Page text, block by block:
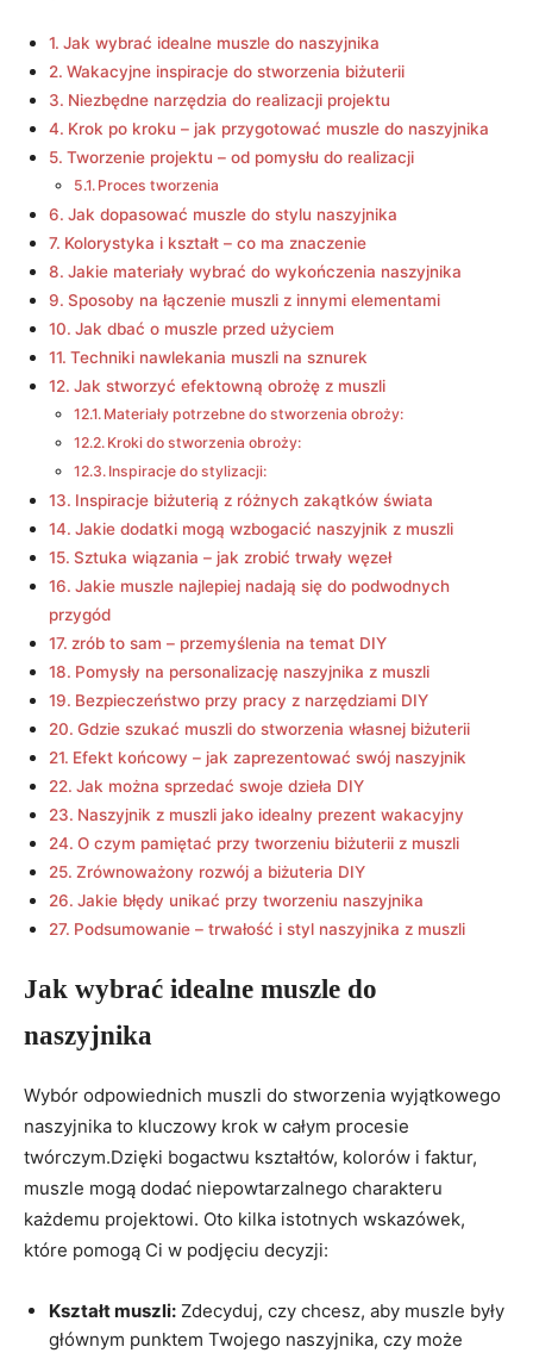
Jak wybrać idealne muszle do naszyjnika
Wakacyjne inspiracje do stworzenia biżuterii
Niezbędne narzędzia do realizacji projektu
Krok po kroku – jak przygotować muszle do naszyjnika
Tworzenie projektu – od pomysłu do realizacji
Proces tworzenia
Jak dopasować muszle do stylu naszyjnika
Kolorystyka i kształt – co ma znaczenie
Jakie materiały wybrać do wykończenia naszyjnika
Sposoby na łączenie muszli z innymi elementami
Jak dbać o muszle przed użyciem
Techniki nawlekania muszli na sznurek
Jak stworzyć efektowną obrożę z muszli
Materiały potrzebne do stworzenia obroży:
Kroki do stworzenia obroży:
Inspiracje do stylizacji:
Inspiracje biżuterią z różnych zakątków świata
Jakie dodatki mogą wzbogacić naszyjnik z muszli
Sztuka wiązania – jak zrobić trwały węzeł
Jakie muszle najlepiej nadają się do podwodnych
przygód
zrób to sam – przemyślenia na temat DIY
Pomysły na personalizację naszyjnika z muszli
Bezpieczeństwo przy pracy z narzędziami DIY
Gdzie szukać muszli do stworzenia własnej biżuterii
Efekt końcowy – jak zaprezentować swój naszyjnik
Jak można sprzedać swoje dzieła DIY
Naszyjnik z muszli jako idealny prezent wakacyjny
O czym pamiętać przy tworzeniu biżuterii z muszli
Zrównoważony rozwój a biżuteria DIY
Jakie błędy unikać przy tworzeniu naszyjnika
Podsumowanie – trwałość i styl naszyjnika z muszli
Jak wybrać idealne muszle do
naszyjnika
Wybór odpowiednich muszli do stworzenia wyjątkowego
naszyjnika to kluczowy krok w całym procesie
twórczym.Dzięki bogactwu kształtów, kolorów i faktur,
muszle mogą dodać niepowtarzalnego charakteru
każdemu projektowi. Oto kilka istotnych wskazówek,
które pomogą Ci w podjęciu decyzji:
Kształt muszli: Zdecyduj, czy chcesz, aby muszle były
głównym punktem Twojego naszyjnika, czy może